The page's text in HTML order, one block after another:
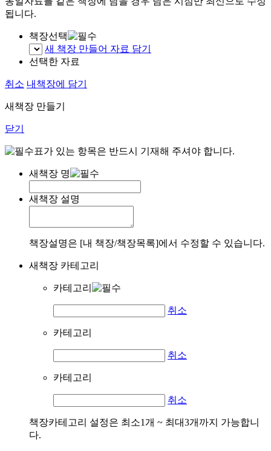
됩니다.
책장선택
새 책장 만들어 자료 담기
선택한 자료
취소 내책장에 담기
새책장 만들기
닫기
표가 있는 항목은 반드시 기재해 주셔야 합니다.
새책장 명
새책장 설명
책장설명은 [내 책장/책장목록]에서 수정할 수 있습니다.
새책장 카테고리
카테고리
취소
카테고리
취소
카테고리
취소
책장카테고리 설정은 최소1개 ~ 최대3개까지 가능합니
다.